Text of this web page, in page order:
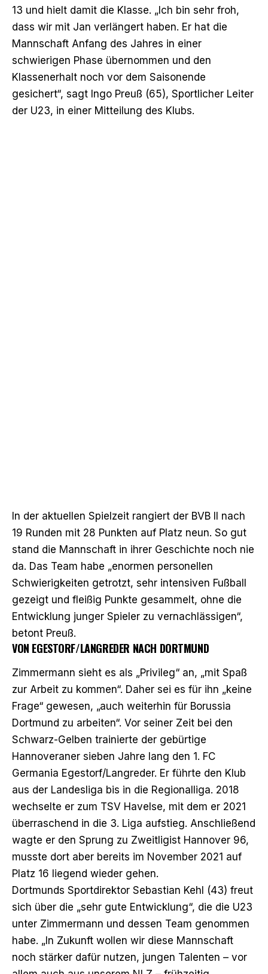
13 und hielt damit die Klasse. „Ich bin sehr froh,
dass wir mit Jan verlängert haben. Er hat die
Mannschaft Anfang des Jahres in einer
schwierigen Phase übernommen und den
Klassenerhalt noch vor dem Saisonende
gesichert“, sagt Ingo Preuß (65), Sportlicher Leiter
der U23, in einer Mitteilung des Klubs.
In der aktuellen Spielzeit rangiert der BVB II nach
19 Runden mit 28 Punkten auf Platz neun. So gut
stand die Mannschaft in ihrer Geschichte noch nie
da. Das Team habe „enormen personellen
Schwierigkeiten getrotzt, sehr intensiven Fußball
gezeigt und fleißig Punkte gesammelt, ohne die
Entwicklung junger Spieler zu vernachlässigen“,
betont Preuß.
VON EGESTORF/LANGREDER NACH DORTMUND
Zimmermann sieht es als „Privileg“ an, „mit Spaß
zur Arbeit zu kommen“. Daher sei es für ihn „keine
Frage“ gewesen, „auch weiterhin für Borussia
Dortmund zu arbeiten“. Vor seiner Zeit bei den
Schwarz-Gelben trainierte der gebürtige
Hannoveraner sieben Jahre lang den 1. FC
Germania Egestorf/Langreder. Er führte den Klub
aus der Landesliga bis in die Regionalliga. 2018
wechselte er zum TSV Havelse, mit dem er 2021
überraschend in die 3. Liga aufstieg. Anschließend
wagte er den Sprung zu Zweitligist Hannover 96,
musste dort aber bereits im November 2021 auf
Platz 16 liegend wieder gehen.
Dortmunds Sportdirektor Sebastian Kehl (43) freut
sich über die „sehr gute Entwicklung“, die die U23
unter Zimmermann und dessen Team genommen
habe. „In Zukunft wollen wir diese Mannschaft
noch stärker dafür nutzen, jungen Talenten – vor